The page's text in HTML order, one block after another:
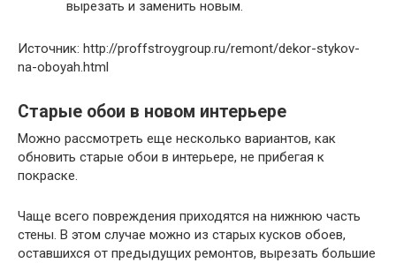
вырезать и заменить новым.
Источник: http://proffstroygroup.ru/remont/dekor-stykov-
na-oboyah.html
Старые обои в новом интерьере
Можно рассмотреть еще несколько вариантов, как
обновить старые обои в интерьере, не прибегая к
покраске.
Чаще всего повреждения приходятся на нижнюю часть
стены. В этом случае можно из старых кусков обоев,
оставшихся от предыдущих ремонтов, вырезать большие